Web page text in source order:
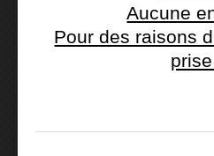
Aucune
Pour des raisons